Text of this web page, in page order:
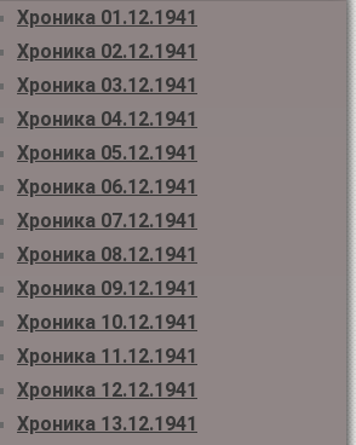
Хроника 01.12.1941
Хроника 02.12.1941
Хроника 03.12.1941
Хроника 04.12.1941
Хроника 05.12.1941
Хроника 06.12.1941
Хроника 07.12.1941
Хроника 08.12.1941
Хроника 09.12.1941
Хроника 10.12.1941
Хроника 11.12.1941
Хроника 12.12.1941
Хроника 13.12.1941